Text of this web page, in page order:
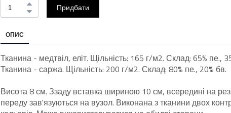
Придбати
ОПИС
Тканина - медтвіл, еліт. Щільність: 165 г/м2. Склад: 65% пе.,
Тканина - саржа. Щільність: 200 г/м2. Склад: 80% пе., 20% бв.
Висота 8 см. Ззаду вставка шириною 10 см, всередині на
переду зав'язуються на вузол. Виконана з тканини двох